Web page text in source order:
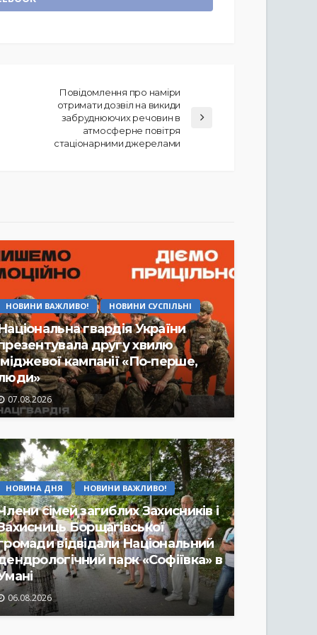
Повідомлення про наміри
отримати дозвіл на викиди
забруднюючих речовин в
атмосферне повітря
стаціонарними джерелами
НОВИНИ ВАЖЛИВО! НОВИНИ СУСПІЛЬНІ
гвардія України
другу хвилю
кампанії «По-перше,
07.08.2026
НОВИНА ДНЯ НОВИНИ ВАЖЛИВО!
сімей загиблих Захисників і
Борщагівської
відвідали Національний
парк «Софіївка» в
06.08.2026